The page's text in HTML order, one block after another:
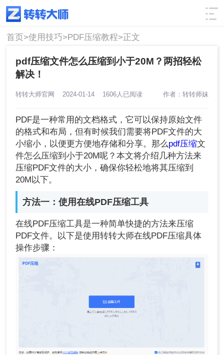
使用技巧 筛选
首页>使用技巧>PDF压缩教程>正文
pdf压缩文件怎么压缩到小于20M？两招轻松
解决！
转转大师官网 2024-01-14 1606人已阅读 作者：转转师妹
PDF是一种常用的文档格式，它可以保持原始文件
的格式和布局，但有时候我们需要将PDF文件的大
小缩小，以便更方便地存储和分享。那么pdf压缩文
件怎么压缩到小于20M呢？本文将介绍几种方法来
压缩PDF文件的大小，确保你轻松地将其压缩到
20M以下。
方法一：使用在线PDF压缩工具
在线PDF压缩工具是一种简单快捷的方法来压缩
PDF文件。以下是使用转转大师在线PDF压缩具体
操作步骤：